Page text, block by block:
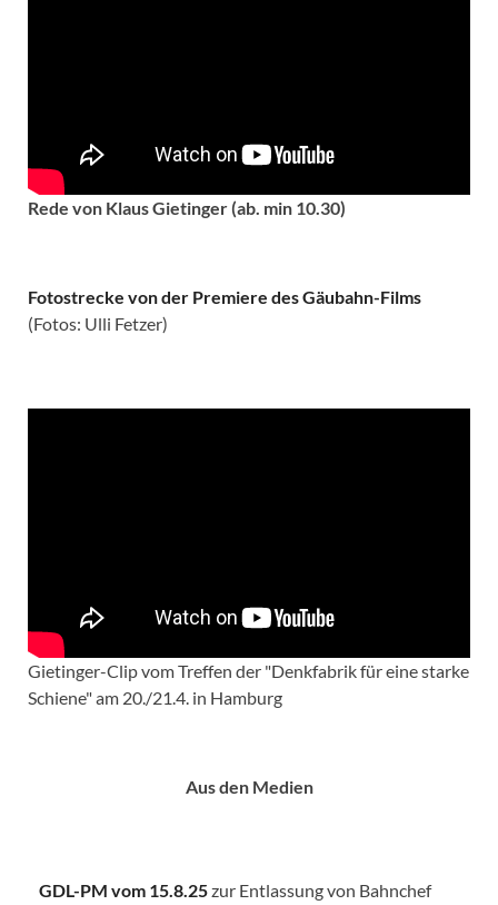
Rede von Klaus Gietinger (ab. min 10.30)
Fotostrecke von der Premiere des Gäubahn-Films
(Fotos: Ulli Fetzer)
Gietinger-Clip vom Treffen der "Denkfabrik für eine starke
Schiene" am 20./21.4. in Hamburg
Aus den Medien
GDL-PM vom 15.8.25zur Entlassung von Bahnchef